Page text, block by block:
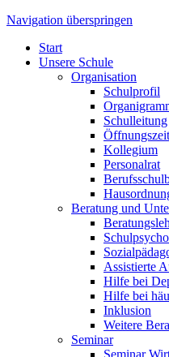
Navigation überspringen
Start
Unsere Schule
Organisation
Schulprofil
Schulleitung
Kollegium
Personalrat
Beratung und
Assistierte
Hilfe bei
Hilfe bei
Inklusion
Weitere
Seminar
Seminar